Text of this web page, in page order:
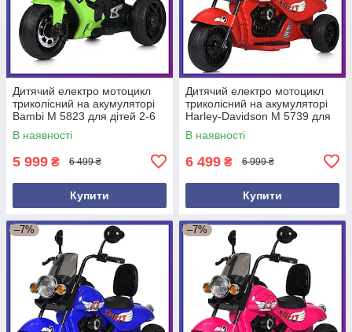
Дитячий електро мотоцикл
триколісний на акумуляторі
Bambi M 5823 для дітей 2-6
років Зелений
В наявності
5 999 ₴ 6 499 ₴
Купити
Дитячий електро мотоцикл
триколісний на акумуляторі
Harley-Davidson M 5739 для
дітей 3-8 років Червоний
В наявності
6 499 ₴ 6 999 ₴
Купити
–7% –7%